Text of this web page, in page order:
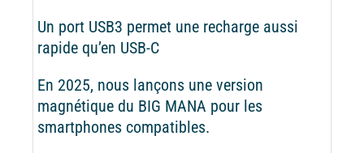
Un port USB3 permet une recharge aussi
rapide qu’en USB-C
En 2025, nous lançons une version
magnétique du BIG MANA pour les
smartphones compatibles.